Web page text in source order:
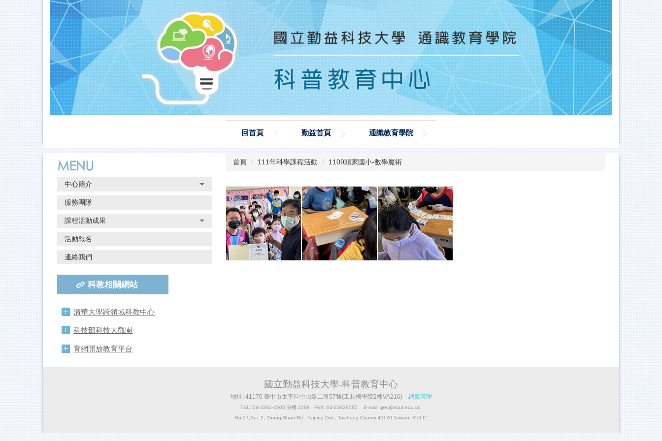
回首頁 勤益首頁 通識教育學院
中心簡介
服務團隊
課程活動成果
活動報名
連絡我們
科教相關網站
清華大學跨領域科教中心
科技部科技大觀園
育網開放教育平台
首頁 111年科學課程活動 1109頭家國小-數學魔術
國立勤益科技大學-科普教育中心
地址: 41170 臺中市太平區中山路二段57號(工具機學院2樓VA216) 網頁管理
TEL: 04-2392-4505 分機 2288 FAX: 04-23929585 E-mail: gec@ncut.edu.tw
No.57,Sec.2, Zhong-Shan Rd., Taiping Dist., Taichung County 41170 Taiwan, R.O.C.